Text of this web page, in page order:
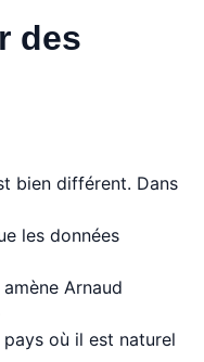
des
bien différent. Dans
les données
amène Arnaud
pays où il est naturel